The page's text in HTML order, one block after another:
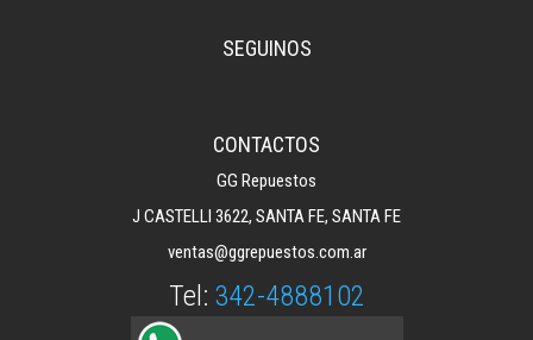
SEGUINOS
CONTACTOS
GG Repuestos
J CASTELLI 3622, SANTA FE, SANTA FE
ventas@ggrepuestos.com.ar
Tel: 342-4888102